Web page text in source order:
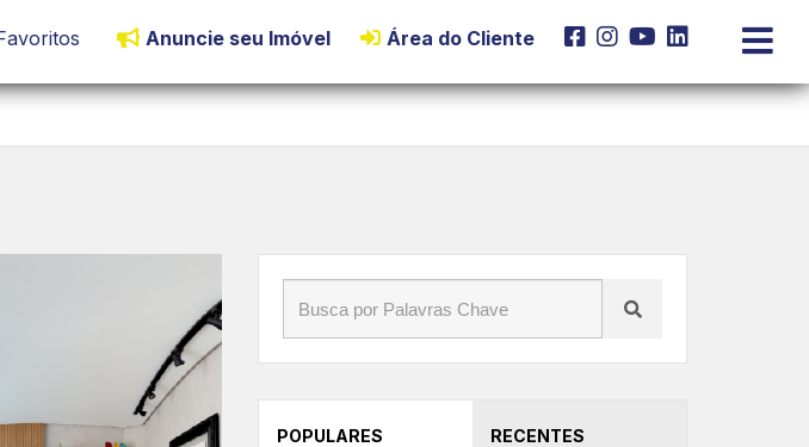
Anuncie seu Imóvel Área do Cliente
POPULARES RECENTES